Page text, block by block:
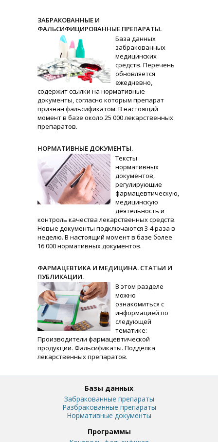
ЗАБРАКОВАННЫЕ И
ФАЛЬСИФИЦИРОВАННЫЕ ПРЕПАРАТЫ.
База данных
забракованных
медицинских
средств. Перечень
обновляется
ежедневно,
содержит ссылки на нормативные
документы, согласно которым препарат
признан фальсификатом. В настоящий
момент в базе около 25 000 лекарственных
препаратов.
НОРМАТИВНЫЕ ДОКУМЕНТЫ.
Тексты
нормативных
документов,
регулирующие
фармацевтическую,
медицинскую
деятельность и
контроль качества лекарственных средств.
Новые документы подключаются 3-4 раза в
неделю. В настоящий момент в базе более
16 000 нормативных документов.
ФАРМАЦЕВТИКА И МЕДИЦИНА. СТАТЬИ И
ПУБЛИКАЦИИ.
В этом разделе
можно
ознакомиться с
информацией по
следующей
тематике:
Производители фармацевтической
продукции. Фальсификаты. Подделка
лекарственных препаратов.
Базы данных
Забракованные препараты
Разбракованные препараты
Нормативные документы
Программы